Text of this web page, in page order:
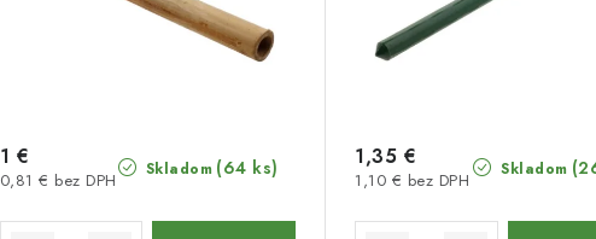
Skladom (64 ks)
0,81 € bez DPH
1 € Skladom
1,10 € bez DPH
1,35 €